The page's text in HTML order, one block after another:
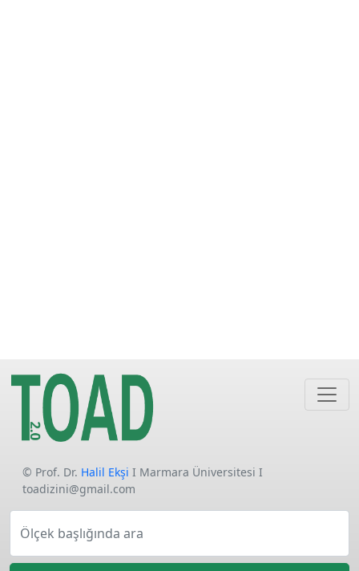
© Prof. Dr. Halil Ekşi I Marmara Üniversitesi I
toadizini@gmail.com
Ölçek başlığında ara